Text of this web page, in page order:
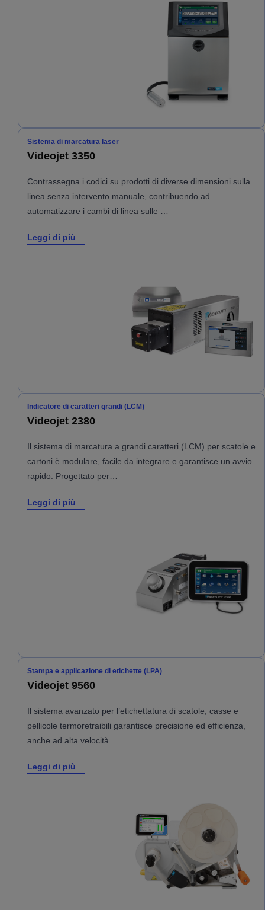
Sistema di marcatura laser
Videojet 3350
Contrassegna i codici su prodotti di diverse dimensioni sulla
linea senza intervento manuale, contribuendo ad
automatizzare i cambi di linea sulle …
Leggi di più
Indicatore di caratteri grandi (LCM)
Videojet 2380
Il sistema di marcatura a grandi caratteri (LCM) per scatole e
cartoni è modulare, facile da integrare e garantisce un avvio
rapido. Progettato per…
Leggi di più
Stampa e applicazione di etichette (LPA)
Videojet 9560
Il sistema avanzato per l’etichettatura di scatole, casse e
pellicole termoretraibili garantisce precisione ed efficienza,
anche ad alta velocità. …
Leggi di più